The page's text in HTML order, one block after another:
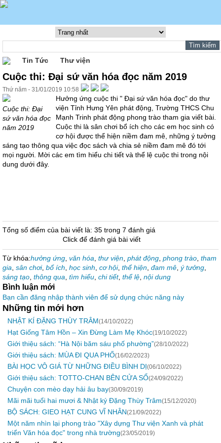
Tin Tức Thư viện
Cuộc thi: Đại sứ văn hóa đọc năm 2019
Thứ năm - 31/01/2019 10:58
Cuộc thi: Đại
sứ văn hóa đọc
năm 2019
Hưởng ứng cuộc thi " Đại sứ văn hóa đọc" do thư
viện Tỉnh Hưng Yên phát động, Trường THCS Chu
Mạnh Trinh phát động phong trào tham gia viết bài.
Cuộc thi là sân chơi bổ ích cho các em học sinh có
cơ hội được thể hiện niềm đam mê, những ý tưởng
sáng tạo thông qua việc đọc sách và chia sẻ niềm đam mê đó tới
mọi người. Mời các em tìm hiểu chi tiết và thể lệ cuộc thi trong nội
dung dưới đây.
Tổng số điểm của bài viết là: 35 trong 7 đánh giá
Click để đánh giá bài viết
Từ khóa:hưởng ứng văn hóa thư viện phát động phong trào tham
gia sân chơi, bổ ích học sinh cơ hội, thể hiện đam mê ý tưởng
sáng tạo thông qua tìm hiểu chi tiết, thể lệ nội dung
Bình luận mới
Bạn cần đăng nhập thành viên để sử dụng chức năng này
Những tin mới hơn
NHẬT KÍ ĐẶNG THÙY TRÂM(14/10/2022)
Hạt Giống Tâm Hồn – Xin Đừng Làm Mẹ Khóc(19/10/2022)
Giới thiệu sách: “Hà Nội băm sáu phố phường”(28/10/2022)
Giới thiệu sách: MÙA ĐI QUA PHỐ(16/02/2023)
BÀI HỌC VÔ GIÁ TỪ NHỮNG ĐIỀU BÌNH DỊ(06/10/2022)
Giới thiệu sách: TOTTO-CHAN BÊN CỬA SỔ(24/09/2022)
Chuyện con mèo dạy hải âu bay(30/09/2019)
Mãi mãi tuổi hai mươi & Nhật ký Đặng Thùy Trâm(15/12/2020)
BỘ SÁCH: GIEO HẠT CUNG VĨ NHÂN(21/09/2022)
Một năm nhìn lại phong trào "Xây dựng Thư viện Xanh và phát
triển Văn hóa đọc" trong nhà trường(23/05/2019)